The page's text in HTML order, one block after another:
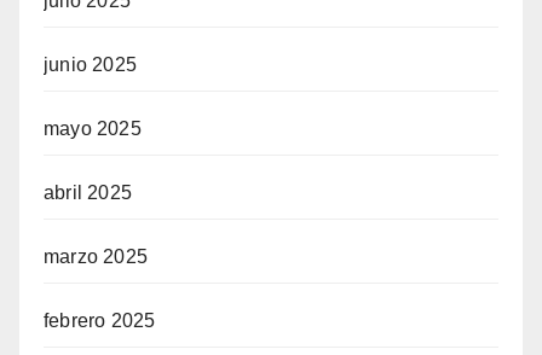
junio 2025
mayo 2025
abril 2025
marzo 2025
febrero 2025